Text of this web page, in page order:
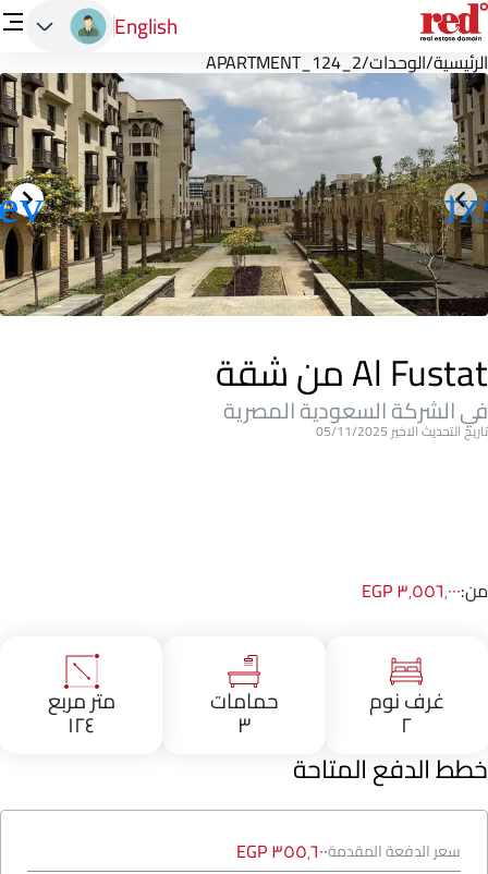
English
الرئيسية/الوحدات/
APARTMENT_124_2
Al Fustat من شقة
في الشركة السعودية المصرية
تاريخ التحديث الاخير 05/11/2025
من:٣٬٥٥٦٬٠٠٠ EGP
غرف نوم
٢
حمامات
٣
متر مربع
١٢٤
خطط الدفع المتاحة
سعر الدفعة المقدمة٣٥٥٬٦٠٠ EGP